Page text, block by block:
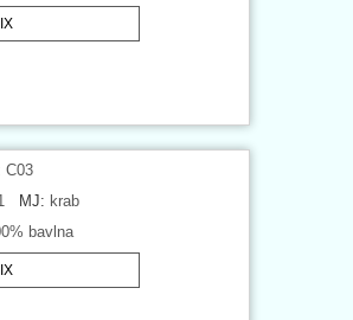
C03
MJ: krab
bavlna